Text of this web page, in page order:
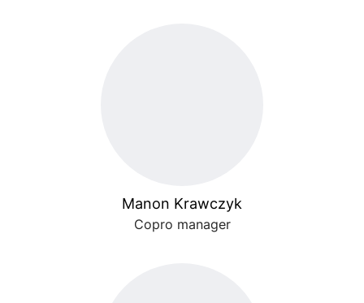
Manon Krawczyk
Copro manager